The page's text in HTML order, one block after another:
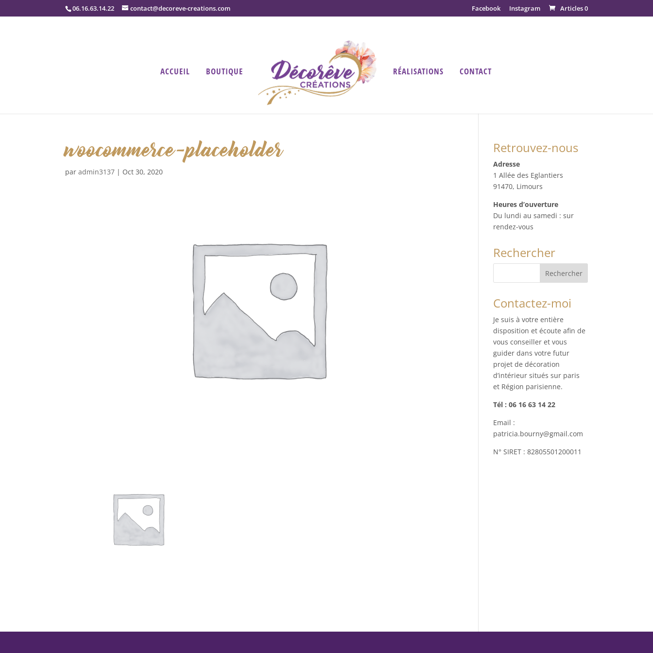
06.16.63.14.22 contact@decoreve-creations.com Facebook Instagram Articles 0
ACCUEIL BOUTIQUE RÉALISATIONS CONTACT
woocommerce-placeholder
paradmin3137 | Oct 30, 2020
Retrouvez-nous
Adresse
1 Allée des Eglantiers
91470, Limours
Heures d’ouverture
Du lundi au samedi : sur
rendez-vous
Rechercher
Contactez-moi
Je suis à votre entière
disposition et écoute afin de
vous conseiller et vous
guider dans votre futur
projet de décoration
d’intérieur situés sur paris
et Région parisienne.
Tél : 06 16 63 14 22
Email :
patricia.bourny@gmail.com
N° SIRET : 82805501200011